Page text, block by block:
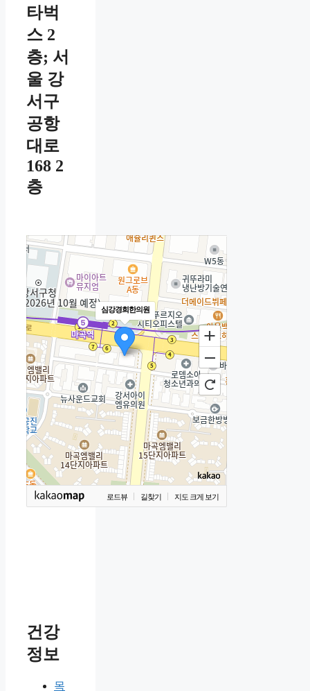
타벅
스 2
층; 서
울 강
서구
공항
대로
168 2
층
심강경희한의원
로드뷰 길찾기 지도 크게 보기
건강
정보
목